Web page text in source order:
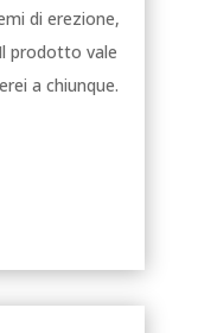
di erezione,
prodotto vale
a chiunque.